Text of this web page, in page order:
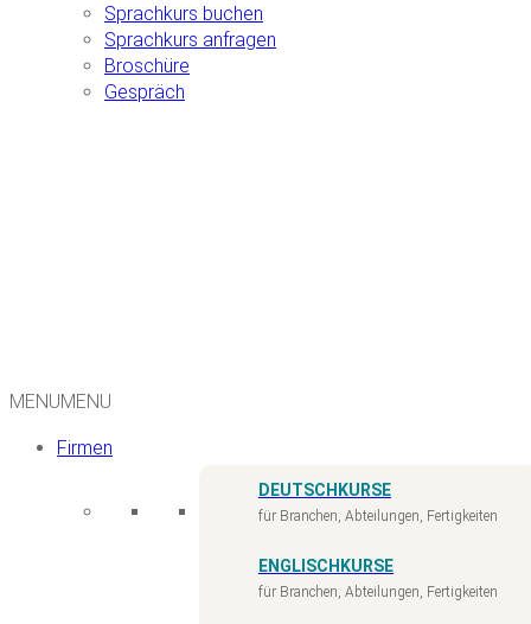
Sprachkurs buchen
Sprachkurs anfragen
Broschüre
Gespräch
MENUMENU
Firmen
DEUTSCHKURSE
für Branchen, Abteilungen, Fertigkeiten
ENGLISCHKURSE
für Branchen, Abteilungen, Fertigkeiten